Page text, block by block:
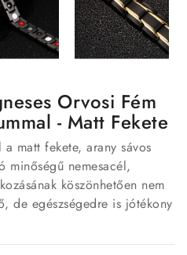
Orvosi Fém
- Matt Fekete
matt fekete, arany sávos
minőségű nemesacél,
köszönhetően nem
de egészségedre is jótékony